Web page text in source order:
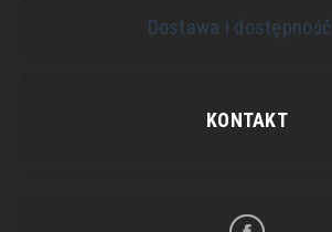
Dostawa i dostępność
KONTAKT